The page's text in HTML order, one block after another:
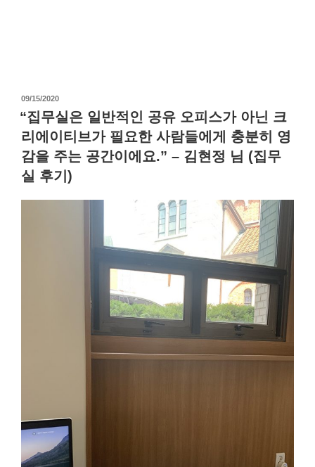
작
성
자
09/15/2020
“집무실은 일반적인 공유 오피스가 아닌 크
리에이티브가 필요한 사람들에게 충분히 영
감을 주는 공간이에요.” – 김현정 님 (집무
실 후기)